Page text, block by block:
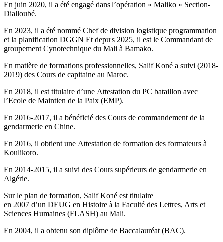
En juin 2020, il a été engagé dans l’opération « Maliko » Section-
Dialloubé.
En 2023, il a été nommé Chef de division logistique programmation
et la planification DGGN Et depuis 2025, il est le Commandant de
groupement Cynotechnique du Mali à Bamako.
En matière de formations professionnelles, Salif Koné a suivi (2018-
2019) des Cours de capitaine au Maroc.
En 2018, il est titulaire d’une Attestation du PC bataillon avec
l’Ecole de Maintien de la Paix (EMP).
En 2016-2017, il a bénéficié des Cours de commandement de la
gendarmerie en Chine.
En 2016, il obtient une Attestation de formation des formateurs à
Koulikoro.
En 2014-2015, il a suivi des Cours supérieurs de gendarmerie en
Algérie.
Sur le plan de formation, Salif Koné est titulaire
en 2007 d’un DEUG en Histoire à la Faculté des Lettres, Arts et
Sciences Humaines (FLASH) au Mali.
En 2004, il a obtenu son diplôme de Baccalauréat (BAC).